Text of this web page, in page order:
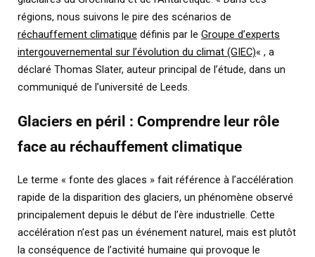
régions, nous suivons le pire des scénarios de
réchauffement climatique définis par le Groupe d’experts
intergouvernemental sur l’évolution du climat (GIEC)« , a
déclaré Thomas Slater, auteur principal de l’étude, dans un
communiqué de l’université de Leeds.
Glaciers en péril : Comprendre leur rôle
face au réchauffement climatique
Le terme « fonte des glaces » fait référence à l’accélération
rapide de la disparition des glaciers, un phénomène observé
principalement depuis le début de l’ère industrielle. Cette
accélération n’est pas un événement naturel, mais est plutôt
la conséquence de l’activité humaine qui provoque le